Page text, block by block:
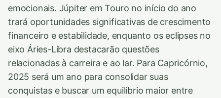
emocionais. Júpiter em Touro no início do ano
trará oportunidades significativas de crescimento
financeiro e estabilidade, enquanto os eclipses no
eixo Áries-Libra destacarão questões
relacionadas à carreira e ao lar. Para Capricórnio,
2025 será um ano para consolidar suas
conquistas e buscar um equilíbrio maior entre